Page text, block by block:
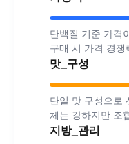
단백질 기준 가격
구매 시 가격 경쟁
맛_구성
단일 맛 구성으로
체는 강하지만 조
지방_관리